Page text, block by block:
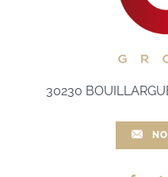
30230